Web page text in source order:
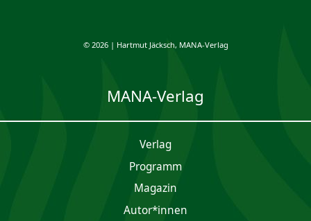
© 2026 | Hartmut Jäcksch, MANA-Verlag
MANA-Verlag
Verlag
Programm
Magazin
Autor*innen